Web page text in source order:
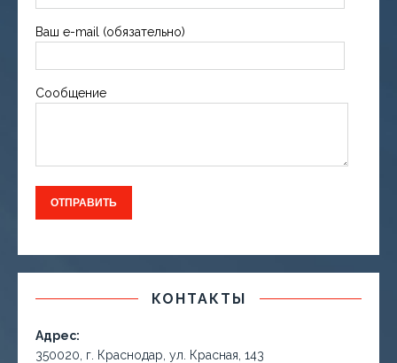
Ваш e-mail (обязательно)
Сообщение
КОНТАКТЫ
Адрес:
350020, г. Краснодар, ул. Красная, 143